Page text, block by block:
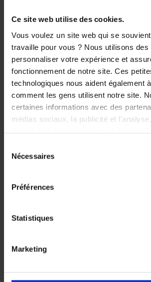
Ce site web utilise des cookies.
Vous voulez un site web qui se
travaille pour vous ? Nous utilisons des
personnaliser votre expérience et
fonctionnement de notre site. Ces
technologiques nous aident également
comment les gens utilisent notre site.
certaines informations avec des
médias sociaux, la publicité et
dans le but de rendre votre visite
Nécessaires
Préférences
Statistiques
Marketing
INTÉRESSER